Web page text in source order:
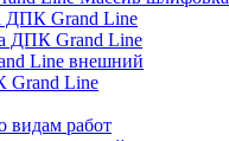
ДПК Grand Line
ДПК Grand Line
Line внешний
Grand Line
видам работ